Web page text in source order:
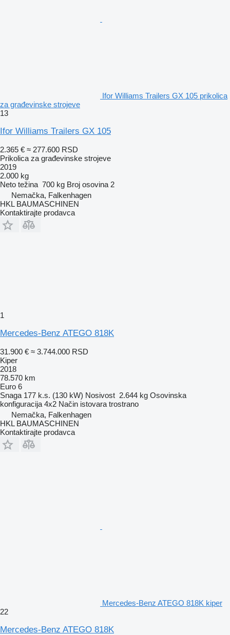
Ifor Williams Trailers GX 105 prikolica
za građevinske strojeve
13
Ifor Williams Trailers GX 105
2.365 € ≈ 277.600 RSD
Prikolica za građevinske strojeve
2019
2.000 kg
Neto težina 700 kg Broj osovina 2
Nemačka, Falkenhagen
HKL BAUMASCHINEN
Kontaktirajte prodavca
1
Mercedes-Benz ATEGO 818K
31.900 € ≈ 3.744.000 RSD
Kiper
2018
78.570 km
Euro 6
Snaga 177 k.s. (130 kW) Nosivost 2.644 kg Osovinska
konfiguracija 4x2 Način istovara trostrano
Nemačka, Falkenhagen
HKL BAUMASCHINEN
Kontaktirajte prodavca
Mercedes-Benz ATEGO 818K kiper
22
Mercedes-Benz ATEGO 818K